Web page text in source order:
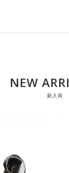
NEW
新入荷